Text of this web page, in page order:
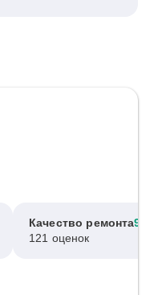
Качество ремонта
121 оценок